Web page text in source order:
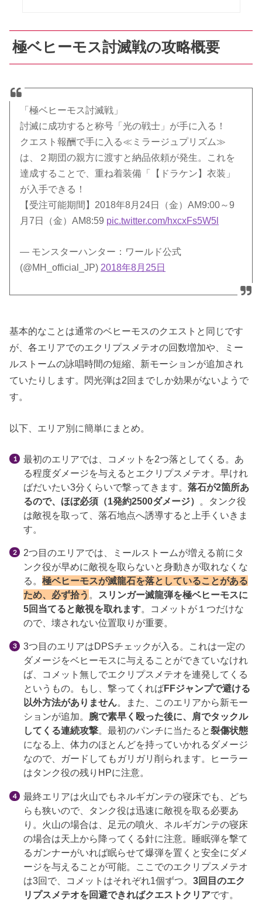
極ベヒーモス討滅戦の攻略概要
「極ベヒーモス討滅戦」
討滅に成功すると称号「光の戦士」が手に入る！
クエスト報酬で手に入る≪ミラージュプリズム≫
は、２期団の親方に渡すと納品依頼が発生。これを
達成することで、重ね着装備「【ドラケン】衣装」
が入手できる！
【受注可能期間】2018年8月24日（金）AM9:00～9
月7日（金）AM8:59 pic.twitter.com/hxcxFs5W5l
— モンスターハンター：ワールド公式
(@MH_official_JP) 2018年8月25日
基本的なことは通常のベヒーモスのクエストと同じです
が、各エリアでのエクリプスメテオの回数増加や、ミー
ルストームの詠唱時間の短縮、新モーションが追加され
ていたりします。閃光弾は2回までしか効果がないようで
す。
以下、エリア別に簡単にまとめ。
最初のエリアでは、コメットを2つ落としてくる。あ
る程度ダメージを与えるとエクリプスメテオ。早けれ
ばだいたい3分くらいで撃ってきます。 落石が2箇所あ
るので、ほぼ必須（1発約2500ダメージ）
。タンク役
は敵視を取って、落石地点へ誘導すると上手くいきま
す。
2つ目のエリアでは、ミールストームが増える前にタ
ンク役が早めに敵視を取らないと身動きが取れなくな
る。 極ベヒーモスが滅龍石を落としていることがある
ため、必ず拾う 。
スリンガー滅龍弾を極ベヒーモスに
5回当てると敵視を取れます。コメットが１つだけな
ので、壊されない位置取りが重要。
3つ目のエリアはDPSチェックが入る。これは一定の
ダメージをベヒーモスに与えることができていなけれ
ば、コメット無しでエクリプスメテオを連発してくる
というもの。もし、撃ってくればFFジャンプで避ける
以外方法がありません。また、このエリアから新モー
ションが追加。 腕で素早く殴った後に、肩でタックル
してくる連続攻撃。最初のパンチに当たると裂傷状態
になる上、体力のほとんどを持っていかれるダメージ
なので、ガードしてもガリガリ削られます。ヒーラー
はタンク役の残りHPに注意。
最終エリアは火山でもネルギガンテの寝床でも、どち
らも狭いので、タンク役は迅速に敵視を取る必要あ
り。火山の場合は、足元の噴火、ネルギガンテの寝床
の場合は天上から降ってくる針に注意。睡眠弾を撃て
るガンナーがいれば眠らせて爆弾を置くと安全にダメ
ージを与えることが可能。ここでのエクリプスメテオ
は3回で、コメットはそれぞれ1個ずつ。 3回目のエク
リプスメテオを回避できればクエストクリアです。